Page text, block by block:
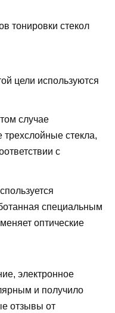
тонировки стекол
цели используются
случае
стекла,
с
специальным
оптические
электронное
и получило
отзывы от